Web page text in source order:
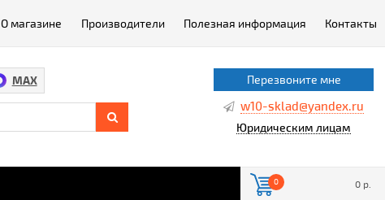
О магазине Производители Полезная информация Контакты
MAX Перезвоните мне
w10-sklad@yandex.ru
Юридическим лицам
0 0 р.